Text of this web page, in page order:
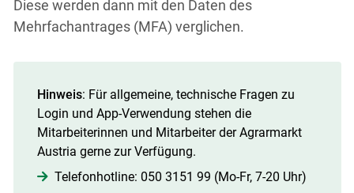
Diese werden dann mit den Daten des
Mehrfachantrages (MFA) verglichen.
Hinweis: Für allgemeine, technische Fragen zu
Login und App-Verwendung stehen die
Mitarbeiterinnen und Mitarbeiter der Agrarmarkt
Austria gerne zur Verfügung.
Telefonhotline: 050 3151 99 (Mo-Fr, 7-20 Uhr)